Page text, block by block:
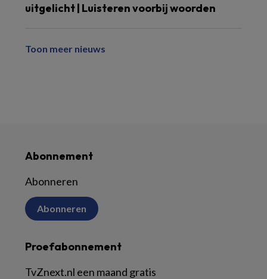
uitgelicht | Luisteren voorbij woorden
Toon meer nieuws
Abonnement
Abonneren
Abonneren
Proefabonnement
TvZnext.nl een maand gratis